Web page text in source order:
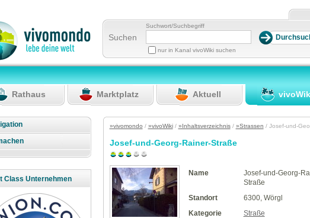
Suchen
Suchwort/Suchbegriff
nur in Kanal vivoWiki suchen
Rathaus Marktplatz Aktuell
Class Unternehmen
»vivomondo / »vivoWiki/ »Inhaltsverzeichnis/ »Strassen / Josef-und-
Josef-und-Georg-Rainer-Straße
Name
Josef-und-Georg-
Straße
Standort
6300, Wörgl
Kategorie
Straße